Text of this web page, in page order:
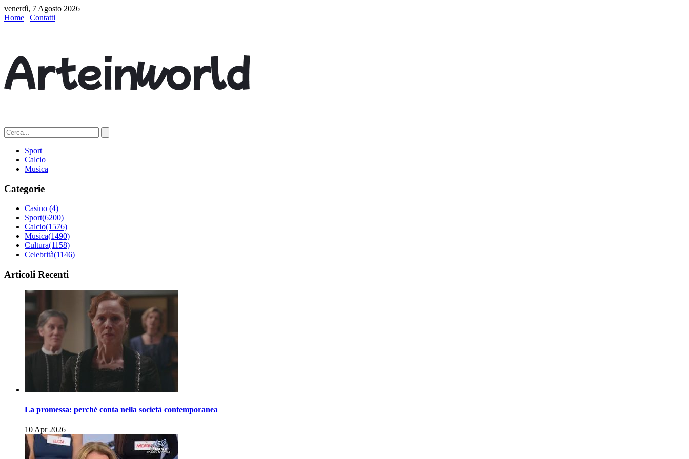
venerdì, 7 Agosto 2026
Home | Contatti
Sport
Calcio
Musica
Categorie
Casino (4)
Sport(6200)
Calcio(1576)
Musica(1490)
Cultura(1158)
Celebrità(1146)
Articoli Recenti
La promessa: perché conta nella società contemporanea
10 Apr 2026